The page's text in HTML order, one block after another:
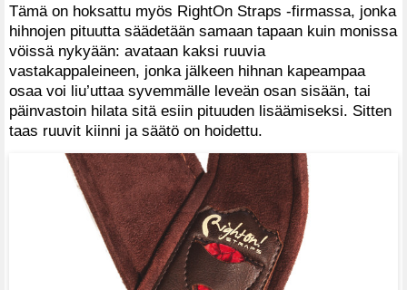
Tämä on hoksattu myös RightOn Straps -firmassa, jonka
hihnojen pituutta säädetään samaan tapaan kuin monissa
vöissä nykyään: avataan kaksi ruuvia
vastakappaleineen, jonka jälkeen hihnan kapeampaa
osaa voi liu’uttaa syvemmälle leveän osan sisään, tai
päinvastoin hilata sitä esiin pituuden lisäämiseksi. Sitten
taas ruuvit kiinni ja säätö on hoidettu.